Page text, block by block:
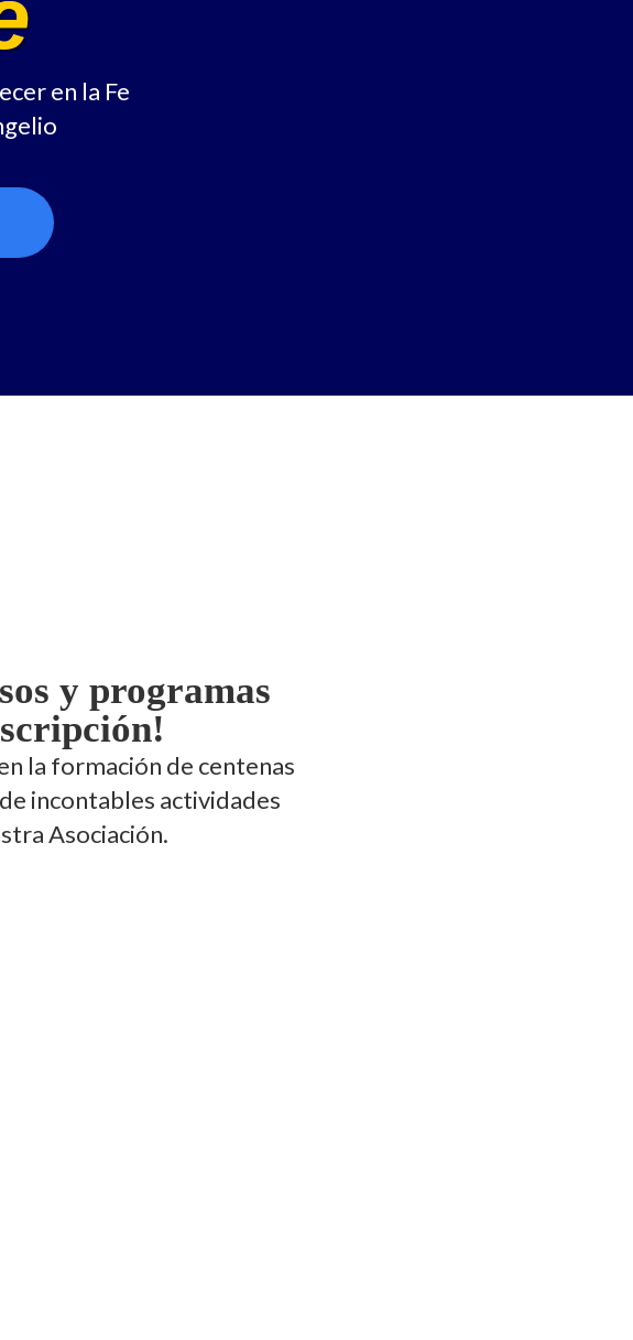
en la Fe
y programas
la formación de centenas
incontables actividades
Asociación.